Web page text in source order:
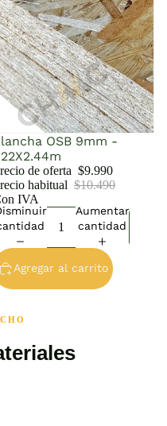
OSB 9mm -
de oferta $9.990
habitual $10.490
IVA
Aumentar
cantidad
Agregar al carrito